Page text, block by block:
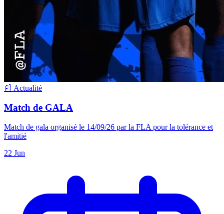
📰 Actualité
Match de GALA
Match de gala organisé le 14/09/26 par la FLA pour la tolérance et
l'amitié
22 Jun